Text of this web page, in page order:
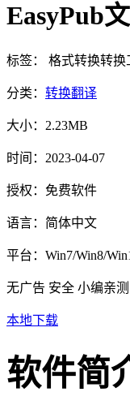
EasyPub
标签： 格式转换转换
分类： 转换翻译
大小： 2.23MB
时间： 2023-04-07
授权： 免费软件
语言： 简体中文
平台： Win7/Win8/
无广告 安全 小编亲测
本地下载
软件简